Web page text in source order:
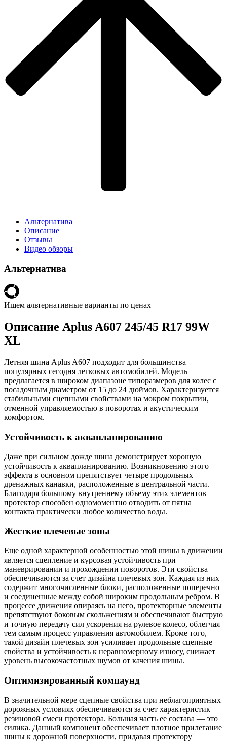
Альтернатива
Описание
Отзывы
Видео обзоры
Альтернатива
Ищем альтернативные варианты по ценах
Описание Aplus A607 245/45 R17 99W
XL
Летняя шина Aplus A607 подходит для большинства
популярных сегодня легковых автомобилей. Модель
предлагается в широком диапазоне типоразмеров для колес с
посадочным диаметром от 15 до 24 дюймов. Характеризуется
стабильными сцепными свойствами на мокром покрытии,
отменной управляемостью в поворотах и акустическим
комфортом.
Устойчивость к аквапланированию
Даже при сильном дожде шина демонстрирует хорошую
устойчивость к аквапланированию. Возникновению этого
эффекта в основном препятствует четыре продольных
дренажных канавки, расположенные в центральной части.
Благодаря большому внутреннему объему этих элементов
протектор способен одномоментно отводить от пятна
контакта практически любое количество воды.
Жесткие плечевые зоны
Еще одной характерной особенностью этой шины в движении
является сцепление и курсовая устойчивость при
маневрировании и прохождении поворотов. Эти свойства
обеспечиваются за счет дизайна плечевых зон. Каждая из них
содержит многочисленные блоки, расположенные поперечно
и соединенные между собой широким продольным ребром. В
процессе движения опираясь на него, протекторные элементы
препятствуют боковым скольжениям и обеспечивают быструю
и точную передачу сил ускорения на рулевое колесо, облегчая
тем самым процесс управления автомобилем. Кроме того,
такой дизайн плечевых зон усиливает продольные сцепные
свойства и устойчивость к неравномерному износу, снижает
уровень высокочастотных шумов от качения шины.
Оптимизированный компаунд
В значительной мере сцепные свойства при неблагоприятных
дорожных условиях обеспечиваются за счет характеристик
резиновой смеси протектора. Большая часть ее состава — это
силика. Данный компонент обеспечивает плотное прилегание
шины к дорожной поверхности, придавая протектору